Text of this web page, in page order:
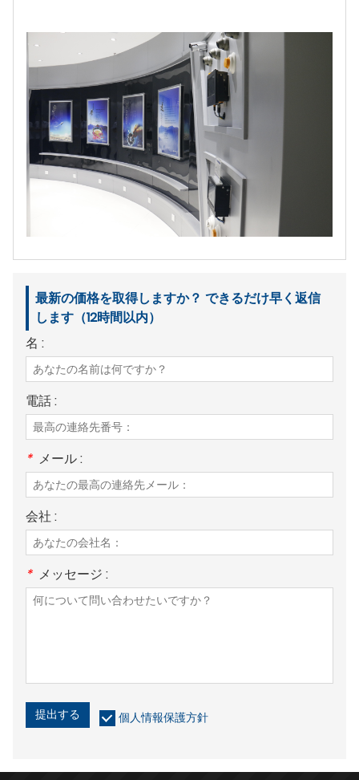
最新の価格を取得しますか？ できるだけ早く返信
します（12時間以内）
名 :
電話 :
* メール :
会社 :
* メッセージ :
提出する 個人情報保護方針